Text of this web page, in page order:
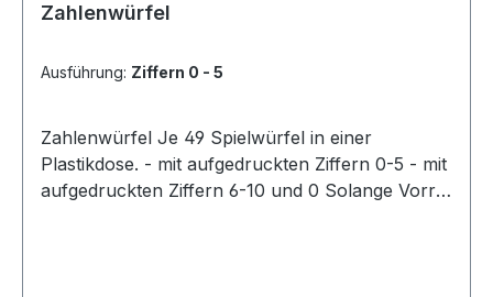
Zahlenwürfel
Ausführung: Ziffern 0 - 5
Zahlenwürfel Je 49 Spielwürfel in einer
Plastikdose. - mit aufgedruckten Ziffern 0-5 - mit
aufgedruckten Ziffern 6-10 und 0 Solange Vorrat